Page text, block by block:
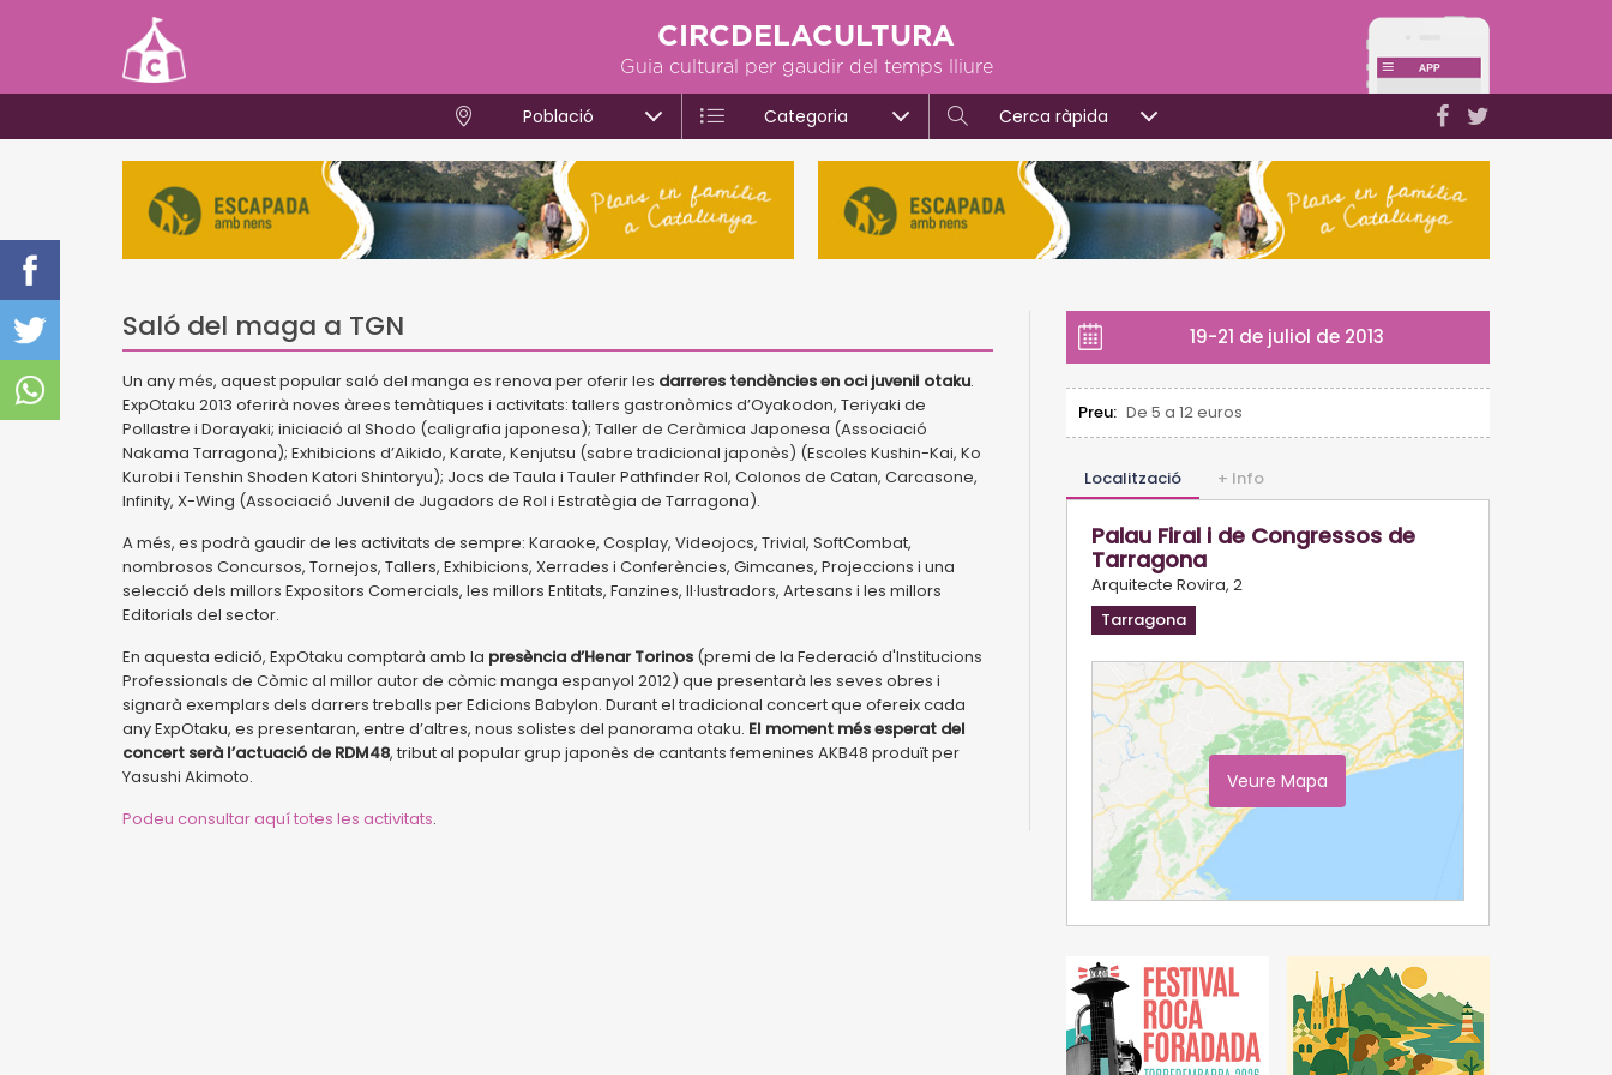
CIRCDELACULTURA
Guia cultural per gaudir del temps lliure
Població Categoria Cerca ràpida
Saló del maga a TGN
Un any més, aquest popular saló del manga es renova per oferir les darreres tendències en oci juvenil otaku.
ExpOtaku 2013 oferirà noves àrees temàtiques i activitats: tallers gastronòmics d’Oyakodon, Teriyaki de
Pollastre i Dorayaki; iniciació al Shodo (caligrafia japonesa); Taller de Ceràmica Japonesa (Associació
Nakama Tarragona); Exhibicions d’Aikido, Karate, Kenjutsu (sabre tradicional japonès) (Escoles Kushin-Kai, Ko
Kurobi i Tenshin Shoden Katori Shintoryu); Jocs de Taula i Tauler Pathfinder Rol, Colonos de Catan, Carcasone,
Infinity, X-Wing (Associació Juvenil de Jugadors de Rol i Estratègia de Tarragona).
A més, es podrà gaudir de les activitats de sempre: Karaoke, Cosplay, Videojocs, Trivial, SoftCombat,
nombrosos Concursos, Tornejos, Tallers, Exhibicions, Xerrades i Conferències, Gimcanes, Projeccions i una
selecció dels millors Expositors Comercials, les millors Entitats, Fanzines, Il·lustradors, Artesans i les millors
Editorials del sector.
En aquesta edició, ExpOtaku comptarà amb la presència d’Henar Torinos (premi de la Federació d'Institucions
Professionals de Còmic al millor autor de còmic manga espanyol 2012) que presentarà les seves obres i
signarà exemplars dels darrers treballs per Edicions Babylon. Durant el tradicional concert que ofereix cada
any ExpOtaku, es presentaran, entre d’altres, nous solistes del panorama otaku. El moment més esperat del
concert serà l’actuació de RDM48, tribut al popular grup japonès de cantants femenines AKB48 produït per
Yasushi Akimoto.
Podeu consultar aquí totes les activitats.
19-21 de juliol de 2013
Preu: De 5 a 12 euros
Localització + Info
Palau Firal i de Congressos de
Tarragona
Arquitecte Rovira, 2
Tarragona
Veure Mapa